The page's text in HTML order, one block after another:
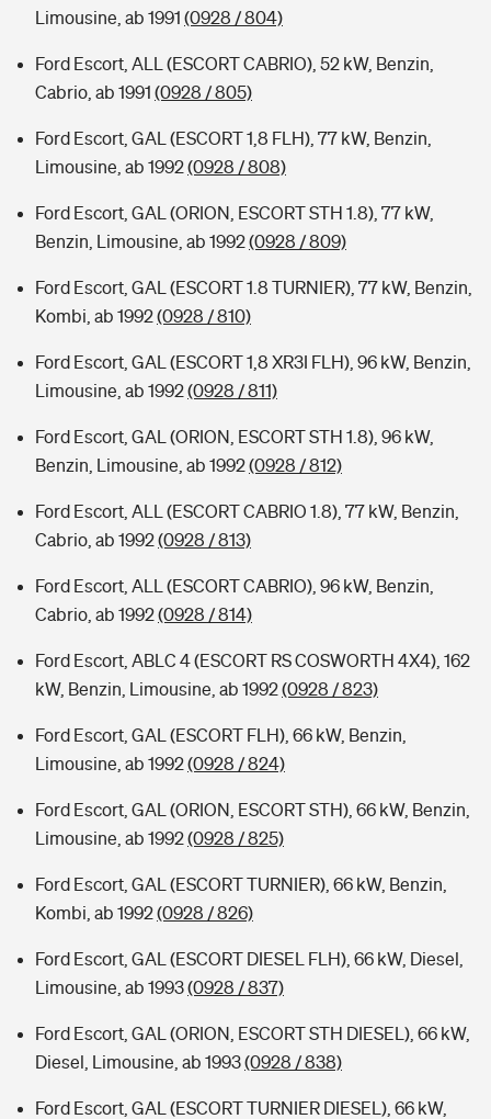
Limousine, ab 1991 (0928 / 804)
Ford Escort, ALL (ESCORT CABRIO), 52 kW, Benzin,
Cabrio, ab 1991 (0928 / 805)
Ford Escort, GAL (ESCORT 1,8 FLH), 77 kW, Benzin,
Limousine, ab 1992(0928 / 808)
Ford Escort, GAL (ORION, ESCORT STH 1.8), 77 kW,
Benzin, Limousine, ab 1992(0928 / 809)
Ford Escort, GAL (ESCORT 1.8 TURNIER), 77 kW, Benzin,
Kombi, ab 1992(0928 / 810)
Ford Escort, GAL (ESCORT 1,8 XR3I FLH), 96 kW, Benzin,
Limousine, ab 1992(0928 / 811)
Ford Escort, GAL (ORION, ESCORT STH 1.8), 96 kW,
Benzin, Limousine, ab 1992(0928 / 812)
Ford Escort, ALL (ESCORT CABRIO 1.8), 77 kW, Benzin,
Cabrio, ab 1992(0928 / 813)
Ford Escort, ALL (ESCORT CABRIO), 96 kW, Benzin,
Cabrio, ab 1992(0928 / 814)
Ford Escort, ABLC 4 (ESCORT RS COSWORTH 4X4), 162
kW, Benzin, Limousine, ab 1992(0928 / 823)
Ford Escort, GAL (ESCORT FLH), 66 kW, Benzin,
Limousine, ab 1992(0928 / 824)
Ford Escort, GAL (ORION, ESCORT STH), 66 kW, Benzin,
Limousine, ab 1992(0928 / 825)
Ford Escort, GAL (ESCORT TURNIER), 66 kW, Benzin,
Kombi, ab 1992(0928 / 826)
Ford Escort, GAL (ESCORT DIESEL FLH), 66 kW, Diesel,
Limousine, ab 1993(0928 / 837)
Ford Escort, GAL (ORION, ESCORT STH DIESEL), 66 kW,
Diesel, Limousine, ab 1993(0928 / 838)
Ford Escort, GAL (ESCORT TURNIER DIESEL), 66 kW,